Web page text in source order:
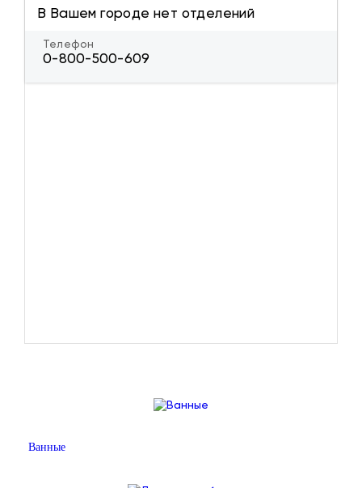
В Вашем городе нет отделений
Телефон
0-800-500-609
Ванные